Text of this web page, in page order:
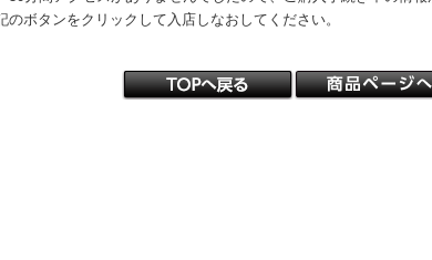
のボタンをクリックして入店しなおしてください。